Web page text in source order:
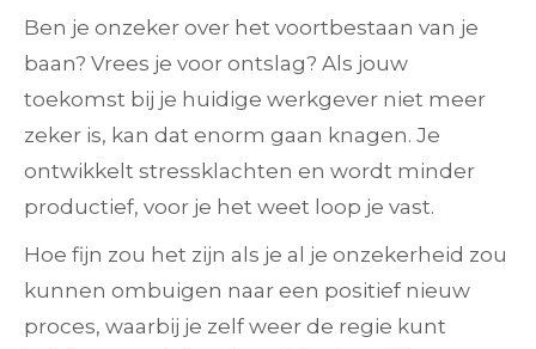
Ben je onzeker over het voortbestaan van je
baan? Vrees je voor ontslag? Als jouw
toekomst bij je huidige werkgever niet meer
zeker is, kan dat enorm gaan knagen. Je
ontwikkelt stressklachten en wordt minder
productief, voor je het weet loop je vast.
Hoe fijn zou het zijn als je al je onzekerheid zou
kunnen ombuigen naar een positief nieuw
proces, waarbij je zelf weer de regie kunt